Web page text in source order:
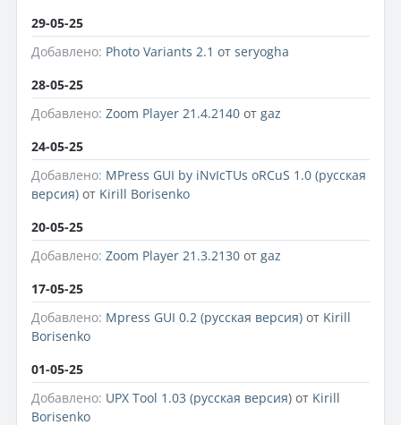
29-05-25
Добавлено: Photo Variants 2.1 от seryogha
28-05-25
Добавлено: Zoom Player 21.4.2140 от gaz
24-05-25
Добавлено: MPress GUI by iNvIcTUs oRCuS 1.0 (русская
версия) от Kirill Borisenko
20-05-25
Добавлено: Zoom Player 21.3.2130 от gaz
17-05-25
Добавлено: Mpress GUI 0.2 (русская версия) от Kirill
Borisenko
01-05-25
Добавлено: UPX Tool 1.03 (русская версия) от Kirill
Borisenko